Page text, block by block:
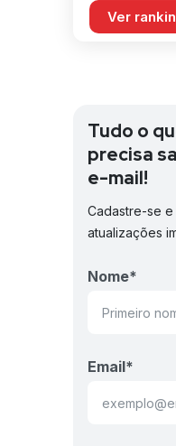
Ver
Tudo o
precisa
e-mail!
Cadastre-se
atualizações
Nome*
Email*